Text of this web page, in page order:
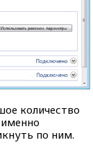
количество
по ним.